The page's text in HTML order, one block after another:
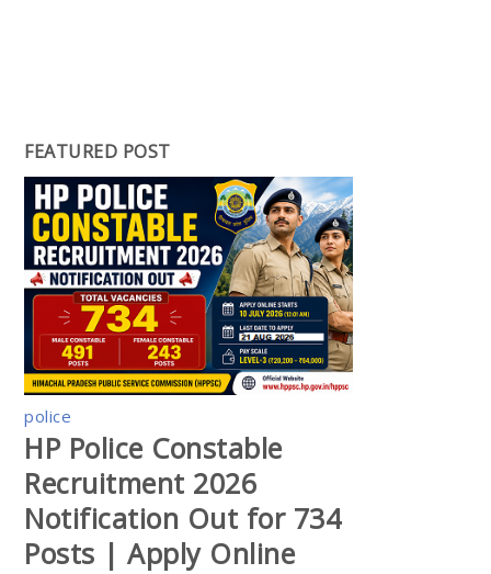
FEATURED POST
police
HP Police Constable
Recruitment 2026
Notification Out for 734
Posts | Apply Online